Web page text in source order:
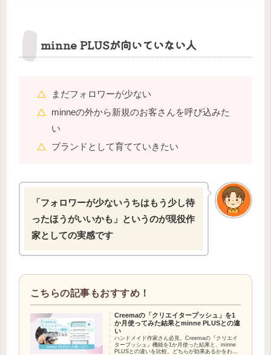
minne PLUSが向いていない人
まだフォロワーが少ない
minneの外から新規のお客さんを呼び込みた
い
ブランドとして育てていきたい
「フォロワーが少ないうちはもう少し待
ったほうがいいかも」というのが現役作
家としての実感です
Creemaの「クリエイタープッシュ」を1
か月使ってみた結果とminne PLUSとの違
い
ハンドメイド作家さん必見。Creemaの『クリエイ
タープッシュ』機能を1か月使った結果と、minne
PLUSとの違いを比較。どちらが効果あるかをわか